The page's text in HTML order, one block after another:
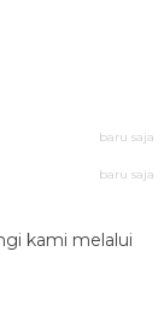
baru saja
baru saja
kami melalui